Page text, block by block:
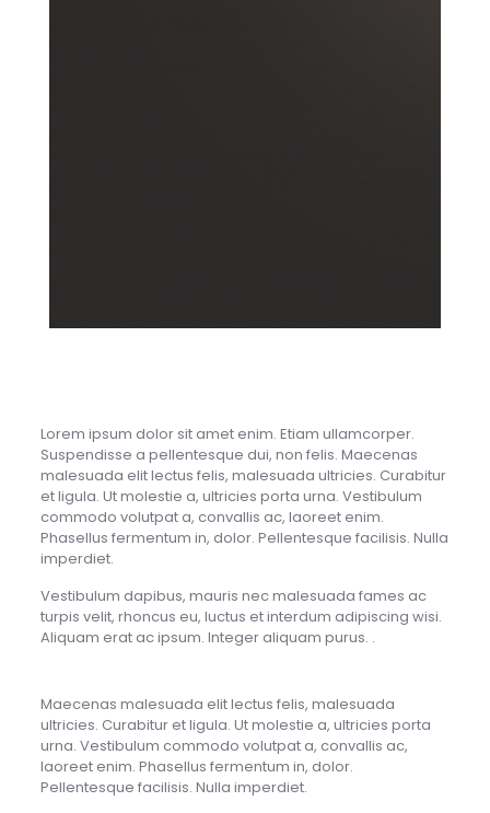
Lorem ipsum dolor sit amet enim. Etiam ullamcorper.
Suspendisse a pellentesque dui, non felis. Maecenas
malesuada elit lectus felis, malesuada ultricies. Curabitur
et ligula. Ut molestie a, ultricies porta urna. Vestibulum
commodo volutpat a, convallis ac, laoreet enim.
Phasellus fermentum in, dolor. Pellentesque facilisis. Nulla
imperdiet.
Vestibulum dapibus, mauris nec malesuada fames ac
turpis velit, rhoncus eu, luctus et interdum adipiscing wisi.
Aliquam erat ac ipsum. Integer aliquam purus. .
Maecenas malesuada elit lectus felis, malesuada
ultricies. Curabitur et ligula. Ut molestie a, ultricies porta
urna. Vestibulum commodo volutpat a, convallis ac,
laoreet enim. Phasellus fermentum in, dolor.
Pellentesque facilisis. Nulla imperdiet.